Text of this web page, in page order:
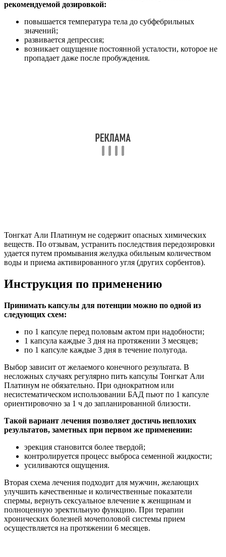
рекомендуемой дозировкой:
повышается температура тела до субфебрильных
значений;
развивается депрессия;
возникает ощущение постоянной усталости, которое не
пропадает даже после пробуждения.
Тонгкат Али Платинум не содержит опасных химических
веществ. По отзывам, устранить последствия передозировки
удается путем промывания желудка обильным количеством
воды и приема активированного угля (других сорбентов).
Инструкция по применению
Принимать капсулы для потенции можно по одной из
следующих схем:
по 1 капсуле перед половым актом при надобности;
1 капсула каждые 3 дня на протяжении 3 месяцев;
по 1 капсуле каждые 3 дня в течение полугода.
Выбор зависит от желаемого конечного результата. В
несложных случаях регулярно пить капсулы Тонгкат Али
Платинум не обязательно. При однократном или
несистематическом использовании БАД пьют по 1 капсуле
ориентировочно за 1 ч до запланированной близости.
Такой вариант лечения позволяет достичь неплохих
результатов, заметных при первом же применении:
эрекция становится более твердой;
контролируется процесс выброса семенной жидкости;
усиливаются ощущения.
Вторая схема лечения подходит для мужчин, желающих
улучшить качественные и количественные показатели
спермы, вернуть сексуальное влечение к женщинам и
полноценную эректильную функцию. При терапии
хронических болезней мочеполовой системы прием
осуществляется на протяжении 6 месяцев.